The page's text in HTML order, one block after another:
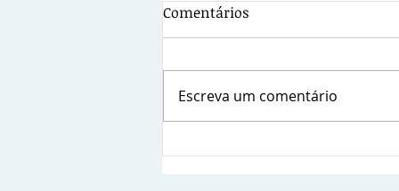
Sindsems presente na posse
Comentários
Escreva um comentário